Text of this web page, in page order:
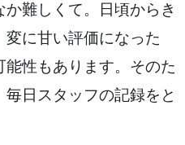
難しくて。日頃からき
に甘い評価になった
能性もあります。そのた
日スタッフの記録をと